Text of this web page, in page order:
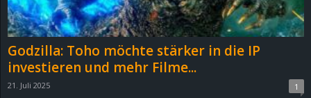
Godzilla: Toho möchte stärker in die IP
investieren und mehr Filme...
21. Juli 2025 1